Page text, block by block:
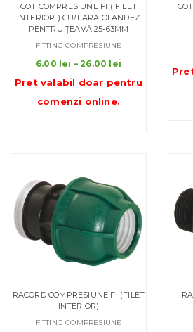
COT COMPRESIUNE FI ( FILET
INTERIOR ) CU/FARA OLANDEZ
PENTRU ȚEAVĂ 25-63MM
FITTING COMPRESIUNE
6.00 lei – 26.00 lei
prețuri:
Pret valabil doar pentru
comenzi online.
RACORD COMPRESIUNE FI (FILET
INTERIOR)
FITTING COMPRESIUNE